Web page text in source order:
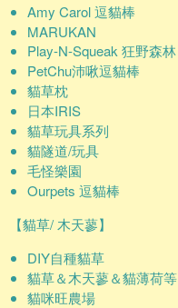
Amy Carol 逗貓棒
MARUKAN
Play-N-Squeak 狂野森林
PetChu沛啾逗貓棒
貓草枕
日本IRIS
貓草玩具系列
貓隧道/玩具
毛怪樂園
Ourpets 逗貓棒
【貓草/ 木天蓼】
DIY自種貓草
貓草＆木天蓼＆貓薄荷等
貓咪旺農場